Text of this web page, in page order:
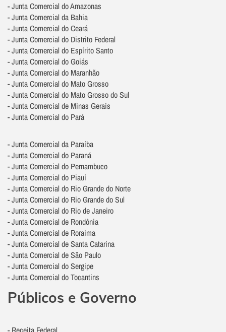
- Junta Comercial do Amazonas
- Junta Comercial da Bahia
- Junta Comercial do Ceará
- Junta Comercial do Distrito Federal
- Junta Comercial do Espírito Santo
- Junta Comercial do Goiás
- Junta Comercial do Maranhão
- Junta Comercial do Mato Grosso
- Junta Comercial do Mato Grosso do Sul
- Junta Comercial de Minas Gerais
- Junta Comercial do Pará
- Junta Comercial da Paraíba
- Junta Comercial do Paraná
- Junta Comercial do Pernambuco
- Junta Comercial do Piauí
- Junta Comercial do Rio Grande do Norte
- Junta Comercial do Rio Grande do Sul
- Junta Comercial do Rio de Janeiro
- Junta Comercial de Rondônia
- Junta Comercial de Roraima
- Junta Comercial de Santa Catarina
- Junta Comercial de São Paulo
- Junta Comercial do Sergipe
- Junta Comercial do Tocantins
Públicos e Governo